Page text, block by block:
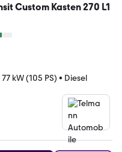
Custom Kasten 270 L1
77 kW (105 PS) • Diesel